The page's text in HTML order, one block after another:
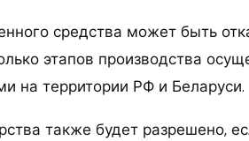
средства может быть
этапов производства
на территории РФ и Беларуси.
также будет разрешено,